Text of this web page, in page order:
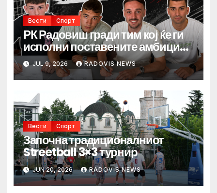
Вести Спорт
РК Радовиш гради тим кој ќе ги
исполни поставените амбиции.
Наскоро започнува
подготвителен период
JUL 9, 2026 RADOVIS NEWS
Вести Спорт
Започна традиционалниот
Streetball 3×3 турнир
JUN 20, 2026 RADOVIS NEWS